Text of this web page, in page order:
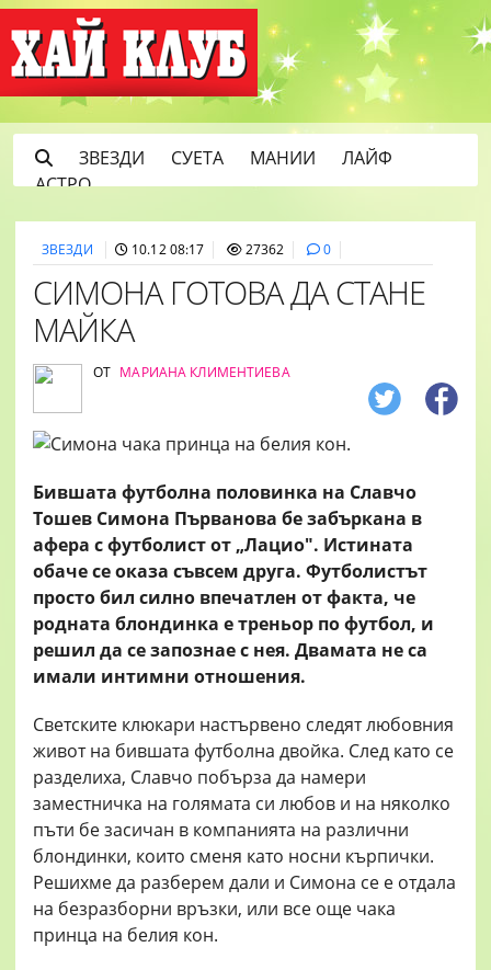
ЗВЕЗДИ СУЕТА МАНИИ
ЛАЙФ
АСТРО
ЗВЕЗДИ 10.12 08:17 27362 0
СИМОНА ГОТОВА ДА СТАНЕ
МАЙКА
ОТ МАРИАНА КЛИМЕНТИЕВА
Бившата футболна половинка на Славчо
Тошев Симона Първанова бе забъркана в
афера с футболист от „Лацио". Истината
обаче се оказа съвсем друга. Футболистът
просто бил силно впечатлен от факта, че
родната блондинка е треньор по футбол, и
решил да се запознае с нея. Двамата не са
имали интимни отношения.
Светските клюкари настървено следят любовния
живот на бившата футболна двойка. След като се
разделиха, Славчо побърза да намери
заместничка на голямата си любов и на няколко
пъти бе засичан в компанията на различни
блондинки, които сменя като носни кърпички.
Решихме да разберем дали и Симона се е отдала
на безразборни връзки, или все още чака
принца на белия кон.